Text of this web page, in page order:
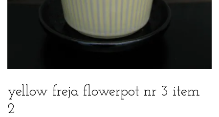
yellow freja flowerpot nr 3 item
2